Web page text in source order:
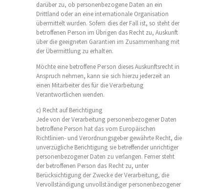
darüber zu, ob personenbezogene Daten an ein
Drittland oder an eine internationale Organisation
übermittelt wurden. Sofern dies der Fall ist, so steht der
betroffenen Person im Übrigen das Recht zu, Auskunft
über die geeigneten Garantien im Zusammenhang mit
der Übermittlung zu erhalten.
Möchte eine betroffene Person dieses Auskunftsrecht in
Anspruch nehmen, kann sie sich hierzu jederzeit an
einen Mitarbeiter des für die Verarbeitung
Verantwortlichen wenden.
c) Recht auf Berichtigung
Jede von der Verarbeitung personenbezogener Daten
betroffene Person hat das vom Europäischen
Richtlinien- und Verordnungsgeber gewährte Recht, die
unverzügliche Berichtigung sie betreffender unrichtiger
personenbezogener Daten zu verlangen. Ferner steht
der betroffenen Person das Recht zu, unter
Berücksichtigung der Zwecke der Verarbeitung, die
Vervollständigung unvollständiger personenbezogener